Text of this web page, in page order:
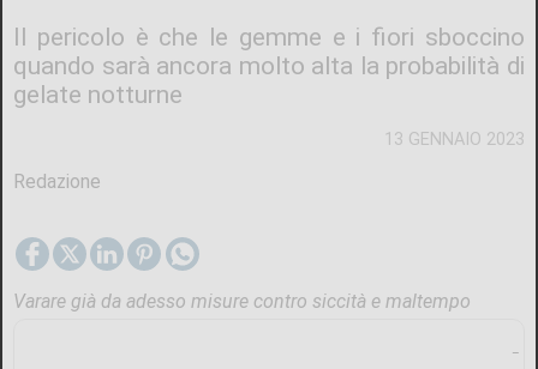
13 GENNAIO 2023
Il pericolo è che le gemme e i fiori sboccino
quando sarà ancora molto alta la probabilità di
gelate notturne
Redazione
Varare già da adesso misure contro siccità e maltempo